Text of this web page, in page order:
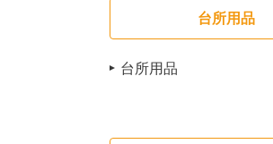
台所用品
台所用品